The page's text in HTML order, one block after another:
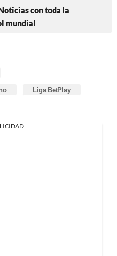
con toda la
mundial
Liga BetPlay